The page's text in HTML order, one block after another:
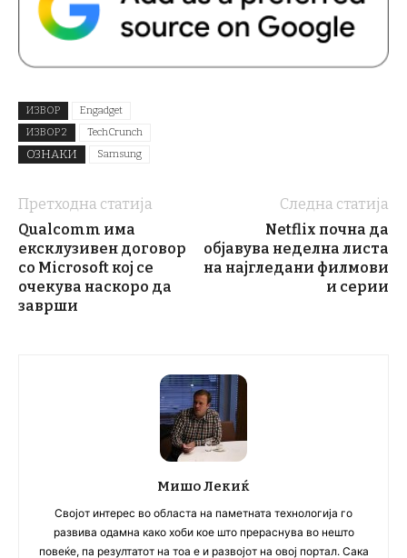
ИЗВОР
Engadget
ИЗВОР 2
TechCrunch
ОЗНАКИ Samsung
Претходна статија
Qualcomm има
ексклузивен договор
со Microsoft кој се
очекува наскоро да
заврши
Следна статија
Netflix почна да
објавува неделна листа
на најгледани филмови
и серии
Мишо Лекиќ
Својот интерес во областа на паметната технологија го
развива одамна како хоби кое што прераснува во нешто
повеќе, па резултатот на тоа е и развојот на овој портал. Сака